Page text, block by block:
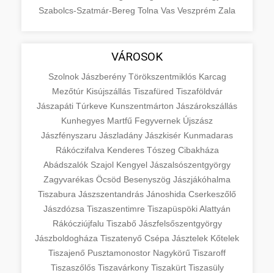
Szabolcs-Szatmár-Bereg Tolna Vas Veszprém Zala
VÁROSOK
Szolnok Jászberény Törökszentmiklós Karcag
Mezőtúr Kisújszállás Tiszafüred Tiszaföldvár
Jászapáti Túrkeve Kunszentmárton Jászárokszállás
Kunhegyes Martfű Fegyvernek Újszász
Jászfényszaru Jászladány Jászkisér Kunmadaras
Rákóczifalva Kenderes Tószeg Cibakháza
Abádszalók Szajol Kengyel Jászalsószentgyörgy
Zagyvarékas Öcsöd Besenyszög Jászjákóhalma
Tiszabura Jászszentandrás Jánoshida Cserkeszőlő
Jászdózsa Tiszaszentimre TiszapüspökiAlattyán
Rákócziújfalu Tiszabő Jászfelsőszentgyörgy
Jászboldogháza Tiszatenyő Csépa Jásztelek Kőtelek
Tiszajenő Pusztamonostor Nagykörű Tiszaroff
Tiszaszőlős Tiszavárkony Tiszakürt Tiszasüly